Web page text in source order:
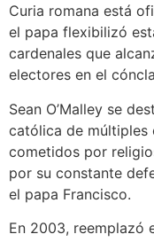
Curia romana está
el papa flexibilizó
cardenales que
electores en el
Sean O’Malley se
católica de múltiples
cometidos por
por su constante
el papa Francisco.
En 2003, reemplazó